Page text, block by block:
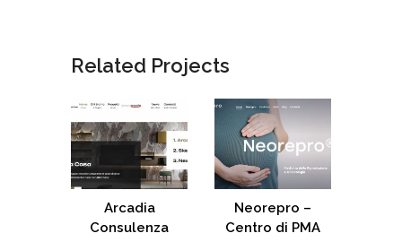
Related Projects
Arcadia
Consulenza
Neorepro –
Centro di PMA